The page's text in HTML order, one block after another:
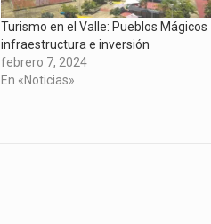
Turismo en el Valle: Pueblos Mágicos
infraestructura e inversión
febrero 7, 2024
En «Noticias»